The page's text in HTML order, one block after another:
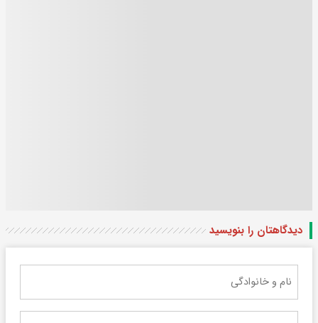
دیدگاهتان را بنویسید